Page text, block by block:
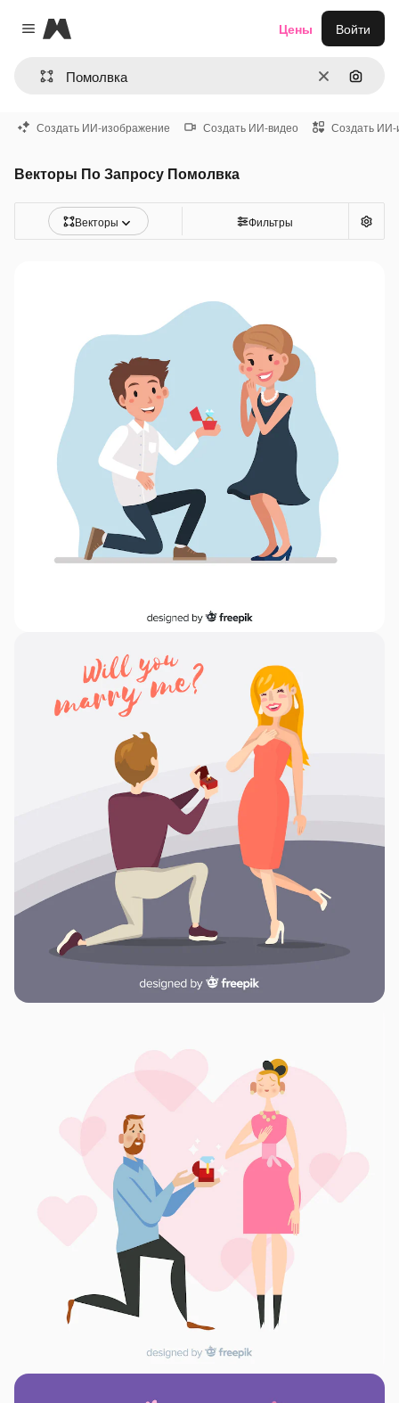
Close menu
Magnific
ОчиститьПоиск
Цены Войти
Создать ИИ-изображение Создать ИИ-видео Создать ИИ-
Векторы По Запросу Помолвка
Векторы Фильтры